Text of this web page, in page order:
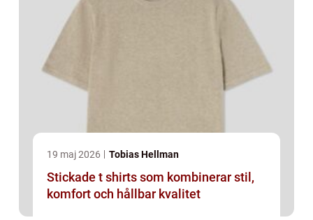
19 maj 2026 Tobias Hellman
Stickade t shirts som kombinerar stil,
komfort och hållbar kvalitet